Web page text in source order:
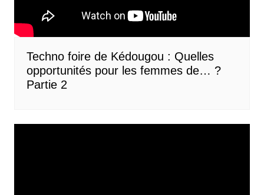
Techno foire de Kédougou : Quelles
opportunités pour les femmes de… ?
Partie 2